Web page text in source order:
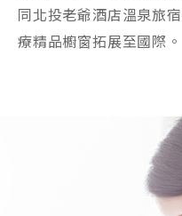
同北投老爺酒店溫泉旅
療精品櫥窗拓展至國際。